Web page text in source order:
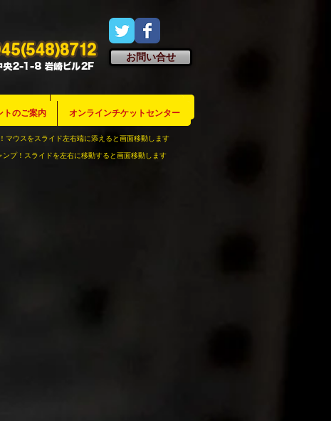
お問い合せ
のご案内 オンラインチケットセンター
のご案内 オンラインチケットセンター
のご案内 オンラインチケットセンター
のご案内 オンラインチケットセンター
のご案内 オンラインチケットセンター
のご案内 オンラインチケットセンター
のご案内 オンラインチケットセンター
のご案内 オンラインチケットセンター
のご案内 オンラインチケットセンター
のご案内 オンラインチケットセンター
のご案内 オンラインチケットセンター
のご案内 オンラインチケットセンター
のご案内 オンラインチケットセンター
のご案内 オンラインチケットセンター
のご案内 オンラインチケットセンター
のご案内 オンラインチケットセンター
のご案内 オンラインチケットセンター
のご案内 オンラインチケットセンター
のご案内 オンラインチケットセンター
のご案内 オンラインチケットセンター
のご案内 オンラインチケットセンター
のご案内 オンラインチケットセンター
トのご案内 オンラインチケットセンター
のご案内 オンラインチケットセンター
のご案内 オンラインチケットセンター
トのご案内 オンラインチケットセンター
マウスをスライド左右端に添えると画面移動します
プ！ スライドを左右に移動すると画面移動します